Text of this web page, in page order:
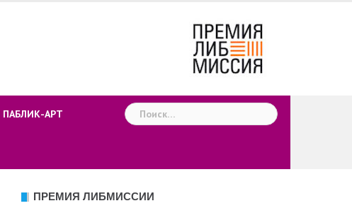
ПАБЛИК-АРТ Найти:
ПРЕМИЯ ЛИБМИССИИ